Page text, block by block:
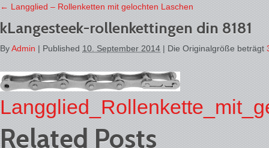
← Langglied – Rollenketten mit gelochten Laschen
kLangesteek-rollenkettingen din 8181
ByAdmin | Published 10. September 2014 | Die Originalgröße beträgt
Related Posts